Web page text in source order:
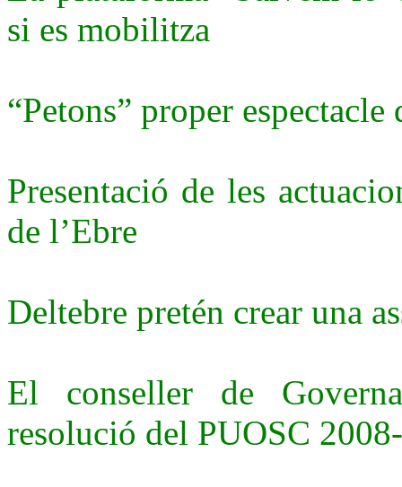
si es mobilitza
“Petons” proper
Presentació de les
de l’Ebre
Deltebre pretén crear una
El conseller de
resolució del PUOSC